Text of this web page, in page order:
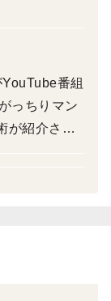
ー醤油ソテー
番組
っちりマン
が紹介され